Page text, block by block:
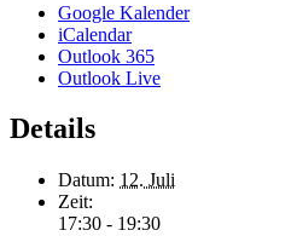
Google Kalender
iCalendar
Outlook 365
Outlook Live
Details
Datum: 12. Juli
Zeit:
17:30 - 19:30